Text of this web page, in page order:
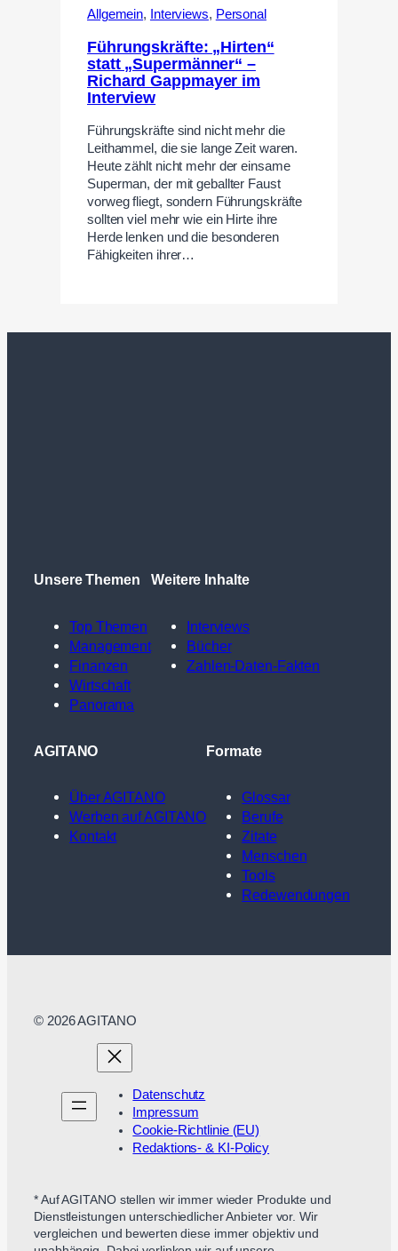
Allgemein, Interviews, Personal
Führungskräfte: „Hirten“
statt „Supermänner“ –
Richard Gappmayer im
Interview
Führungskräfte sind nicht mehr die
Leithammel, die sie lange Zeit waren.
Heute zählt nicht mehr der einsame
Superman, der mit geballter Faust
vorweg fliegt, sondern Führungskräfte
sollten viel mehr wie ein Hirte ihre
Herde lenken und die besonderen
Fähigkeiten ihrer…
Unsere Themen
Top Themen
Management
Finanzen
Wirtschaft
Panorama
Weitere Inhalte
Interviews
Bücher
Zahlen-Daten-Fakten
AGITANO
Über AGITANO
Werben auf AGITANO
Kontakt
Formate
Glossar
Berufe
Zitate
Menschen
Tools
Redewendungen
© 2026 AGITANO
Datenschutz
Impressum
Cookie-Richtlinie (EU)
Redaktions- & KI-Policy
* Auf AGITANO stellen wir immer wieder Produkte und
Dienstleistungen unterschiedlicher Anbieter vor. Wir
vergleichen und bewerten diese immer objektiv und